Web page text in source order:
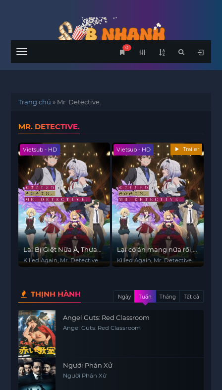
Menu
0
Trang chủ » Mr. Detective.
MR. DETECTIVE.
Vietsub - HD
Lại Bị Giết Nữa À, Thưa
Thám Tử?
Killed Again, Mr. Detective.
Vietsub - HD Trailer
Lại có án mạng nữa rồi,
thưa thám tử.
Killed Again, Mr. Detective.
THỊNH HÀNH Ngày Tuần Tháng Tất cả
Angel Guts: Red Classroom
Angel Guts: Red Classroom
Người Phán Xử
Người Phán Xử